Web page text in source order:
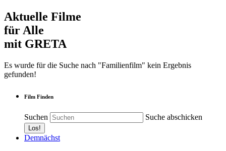
Aktuelle Filme
für Alle
mit GRETA
Es wurde für die Suche nach "Familienfilm" kein Ergebnis
gefunden!
Film Finden
Suchen Suche abschicken
Demnächst